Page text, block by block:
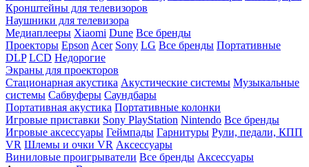
Кронштейны для телевизоров
Наушники для телевизора
Медиаплееры Xiaomi Dune Все бренды
Проекторы Epson Acer Sony LG Все бренды Портативные
DLP LCD Недорогие
Экраны для проекторов
Стационарная акустика Акустические системы Музыкальные
системы Сабвуферы Саундбары
Портативная акустика Портативные колонки
Игровые приставки Sony PlayStation Nintendo Все бренды
Игровые аксессуары Геймпады Гарнитуры Рули, педали, КПП
VR Шлемы и очки VR Аксессуары
Виниловые проигрыватели Все бренды Аксессуары